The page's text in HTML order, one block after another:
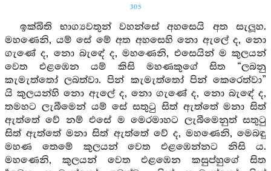
305
ඉක්බිති භාග්‍යවතුන් වහන්සේ අහසෙයි අත සැලූහ.
මහණෙනි, යම් සේ මේ අත අහසෙහි නො ඇලේ ද, නො
ගැණේ ද, නො බැඳේ ද, මහණෙනි, එසෙයින් ම කුලයන්
වෙත එළඹෙන යම් කිසි මහණකුගේ සිත “ලබනු
කැමැත්තෝ ලබත්වා. පින් කැමැත්තෝ පින් කෙරෙත්වා”
යි කුලයන්හි නො ඇලේ ද, නො ගැණේ ද, නො බැඳේ ද,
තමහට ලැබීමෙන් යම් සේ සතුටු සිත් ඇත්තේ මනා සිත්
ඇත්තේ වේ නම් එසේ ම මෙරමාහට ලැබීමෙනුත් සතුටු
සිත් ඇත්තේ මනා සිත් ඇත්තේ වේ ද, මහණෙනි, මෙබඳු
මහණ තෙමේ කුලයන් වෙත එළඹෙන්නට නිසි ය.
මහණෙනි, කුලයන් වෙත එළඹෙන කසුප්හුගේ සිත